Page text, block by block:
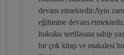
devam etmektedir.Aynı
eğitimine devam
hukuku sertifasına sahip
bir çok kitap ve makalesi